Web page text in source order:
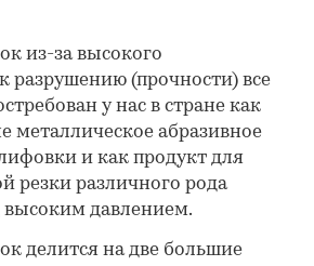
из-за высокого
разрушению (прочности) все
у нас в стране как
металлическое абразивное
и как продукт для
резки различного рода
высоким давлением.
делится на две большие